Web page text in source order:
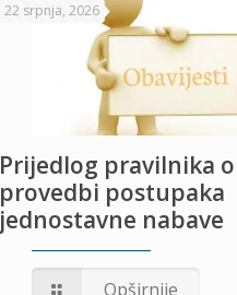
22 srpnja, 2026
Prijedlog pravilnika o
provedbi postupaka
jednostavne nabave
Opširnije